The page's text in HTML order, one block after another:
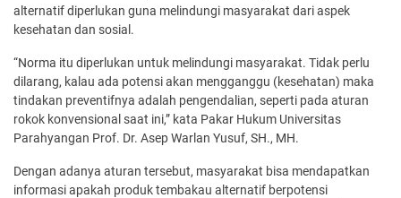
alternatif diperlukan guna melindungi masyarakat dari aspek
kesehatan dan sosial.
“Norma itu diperlukan untuk melindungi masyarakat. Tidak perlu
dilarang, kalau ada potensi akan mengganggu (kesehatan) maka
tindakan preventifnya adalah pengendalian, seperti pada aturan
rokok konvensional saat ini,” kata Pakar Hukum Universitas
Parahyangan Prof. Dr. Asep Warlan Yusuf, SH., MH.
Dengan adanya aturan tersebut, masyarakat bisa mendapatkan
informasi apakah produk tembakau alternatif berpotensi